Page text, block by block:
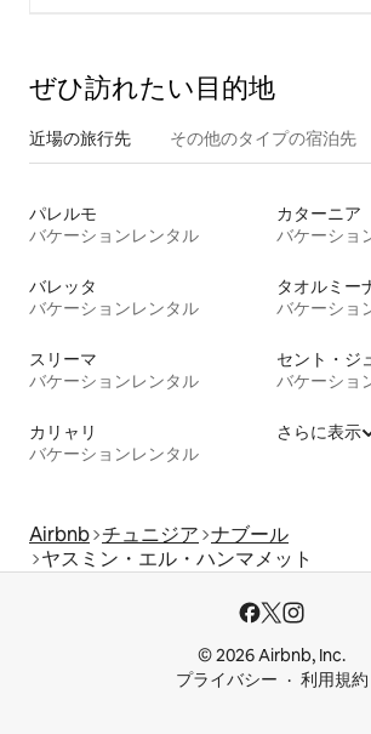
ぜひ訪⁠れ⁠た⁠い目⁠的⁠地
近場の旅行先 その他のタ⁠イ⁠プ⁠の宿⁠泊⁠先
パレルモ
バケーションレンタル
カターニア
バケーショ
バレッタ
バケーションレンタル
タオルミー
バケーショ
スリーマ
バケーションレンタル
セント・ジ
バケーショ
カリャリ
バケーションレンタル
さらに表示
Airbnb チュニジア ナブール
ヤスミン・エル・ハンマメット
© 2026 Airbnb, Inc.
プライバシー
利用規約